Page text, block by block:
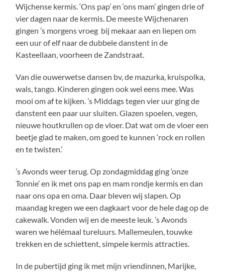
Wijchense kermis. ‘Ons pap’ en ‘ons mam’ gingen drie of
vier dagen naar de kermis. De meeste Wijchenaren
gingen ’s morgens vroeg bij mekaar aan en liepen om
een uur of elf naar de dubbele danstent in de
Kasteellaan, voorheen de Zandstraat.
Van die ouwerwetse dansen bv, de mazurka, kruispolka,
wals, tango. Kinderen gingen ook wel eens mee. Was
mooi om af te kijken. ’s Middags tegen vier uur ging de
danstent een paar uur sluiten. Glazen spoelen, vegen,
nieuwe houtkrullen op de vloer. Dat wat om de vloer een
beetje glad te maken, om goed te kunnen ‘rock en rollen
en te twisten.’
’s Avonds weer terug. Op zondagmiddag ging ‘onze
Tonnie’ en ik met ons pap en mam rondje kermis en dan
naar ons opa en oma. Daar bleven wij slapen. Op
maandag kregen we een dagkaart voor de hele dag op de
cakewalk. Vonden wij en de meeste leuk. ’s Avonds
waren we hélémaal tureluurs. Mallemeulen, touwke
trekken en de schiettent, simpele kermis attracties.
In de pubertijd ging ik met mijn vriendinnen, Marijke,